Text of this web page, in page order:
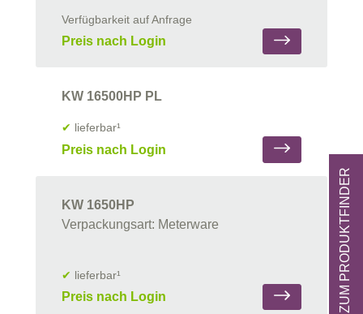
Verfügbarkeit auf Anfrage
Preis nach Login
KW 16500HP PL
✔ lieferbar¹
Preis nach Login
KW 1650HP
Verpackungsart: Meterware
✔ lieferbar¹
Preis nach Login ZUM PRODUKTFINDER